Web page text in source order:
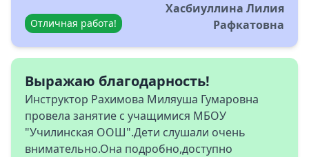
Отличная работа!
Хасбиуллина Лилия
Рафкатовна
Выражаю благодарность!
Инструктор Рахимова Миляуша Гумаровна
провела занятие с учащимися МБОУ
"Училинская ООШ".Дети слушали очень
внимательно.Она подробно,доступно